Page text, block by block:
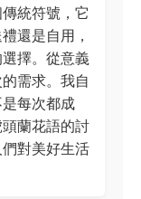
統符號，它
還是自用，
擇。從意義
需求。我自
每次都成
蘭花語的討
對美好生活